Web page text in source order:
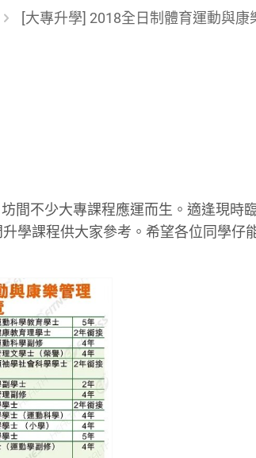
[大專升學] 2018全日制體育運動與
間不少大專課程應運而生。適逢現時
學課程供大家參考。希望各位同學仔